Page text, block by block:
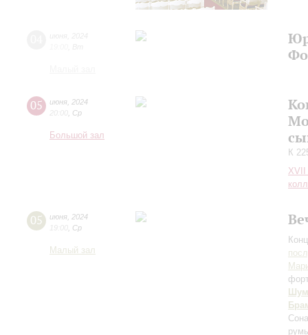
05 июня 2024
20:00 Ср
Большой зал
К
05 июня 2024
19:00 Ср
Малый зал